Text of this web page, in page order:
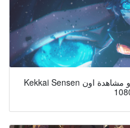
Kekkai Sensen موسم اول بلوراي مترجم تحميل و مشاهدة اون